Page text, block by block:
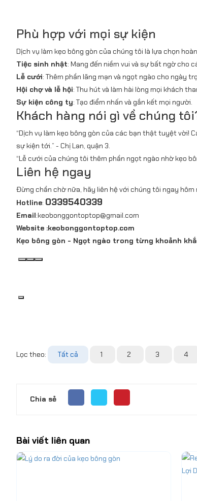
Phù hợp với mọi sự kiện
Dịch vụ làm kẹo bông gòn của chúng tôi là lựa chọn
Tiệc sinh nhật: Mang đến niềm vui và sự bất ngờ cho
Lễ cưới: Thêm phần lãng mạn và ngọt ngào cho ngày
Hội chợ và lễ hội: Thu hút và làm hài lòng mọi khách
Sự kiện công ty: Tạo điểm nhấn và gắn kết mọi người.
Khách hàng nói gì về chúng
“Dịch vụ làm kẹo bông gòn của các bạn thật tuyệt vời!
sự kiện tới.” - Chị Lan, quận 3.
“Lễ cưới của chúng tôi thêm phần ngọt ngào nhờ kẹo
Liên hệ ngay
Đừng chần chờ nữa, hãy liên hệ với chúng tôi ngay
Hotline: 0339540339
Email:keobonggontoptop@gmail.com
Website :keobonggontoptop.com
Kẹo bông gòn - Ngọt ngào trong từng khoảnh
Lọc theo: Tất cả 1 2 3 4
Chia sẻ
Bài viết liên quan